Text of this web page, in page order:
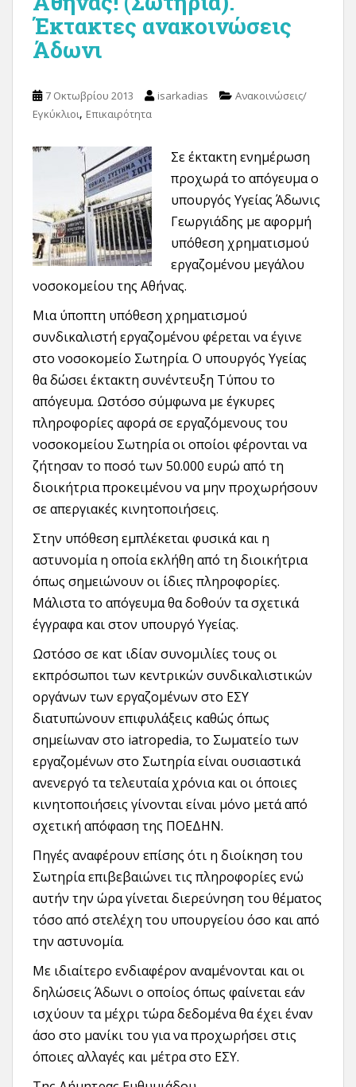
Έκτακτες ανακοινώσεις
Άδωνι
7 Οκτωβρίου 2013 isarkadias
Ανακοινώσεις/
Εγκύκλιοι, Επικαιρότητα
Σε έκτακτη ενημέρωση
προχωρά το απόγευμα ο
υπουργός Υγείας Άδωνις
Γεωργιάδης με αφορμή
υπόθεση χρηματισμού
εργαζομένου μεγάλου
νοσοκομείου της Αθήνας.
Μια ύποπτη υπόθεση χρηματισμού
συνδικαλιστή εργαζομένου φέρεται να έγινε
στο νοσοκομείο Σωτηρία. Ο υπουργός Υγείας
θα δώσει έκτακτη συνέντευξη Τύπου το
απόγευμα. Ωστόσο σύμφωνα με έγκυρες
πληροφορίες αφορά σε εργαζόμενους του
νοσοκομείου Σωτηρία οι οποίοι φέρονται να
ζήτησαν το ποσό των 50.000 ευρώ από τη
διοικήτρια προκειμένου να μην προχωρήσουν
σε απεργιακές κινητοποιήσεις.
Στην υπόθεση εμπλέκεται φυσικά και η
αστυνομία η οποία εκλήθη από τη διοικήτρια
όπως σημειώνουν οι ίδιες πληροφορίες.
Μάλιστα το απόγευμα θα δοθούν τα σχετικά
έγγραφα και στον υπουργό Υγείας.
Ωστόσο σε κατ ιδίαν συνομιλίες τους οι
εκπρόσωποι των κεντρικών συνδικαλιστικών
οργάνων των εργαζομένων στο ΕΣΥ
διατυπώνουν επιφυλάξεις καθώς όπως
σημείωναν στο iatropedia, το Σωματείο των
εργαζομένων στο Σωτηρία είναι ουσιαστικά
ανενεργό τα τελευταία χρόνια και οι όποιες
κινητοποιήσεις γίνονται είναι μόνο μετά από
σχετική απόφαση της ΠΟΕΔΗΝ.
Πηγές αναφέρουν επίσης ότι η διοίκηση του
Σωτηρία επιβεβαιώνει τις πληροφορίες ενώ
αυτήν την ώρα γίνεται διερεύνηση του θέματος
τόσο από στελέχη του υπουργείου όσο και από
την αστυνομία.
Με ιδιαίτερο ενδιαφέρον αναμένονται και οι
δηλώσεις Άδωνι ο οποίος όπως φαίνεται εάν
ισχύουν τα μέχρι τώρα δεδομένα θα έχει έναν
άσο στο μανίκι του για να προχωρήσει στις
όποιες αλλαγές και μέτρα στο ΕΣΥ.